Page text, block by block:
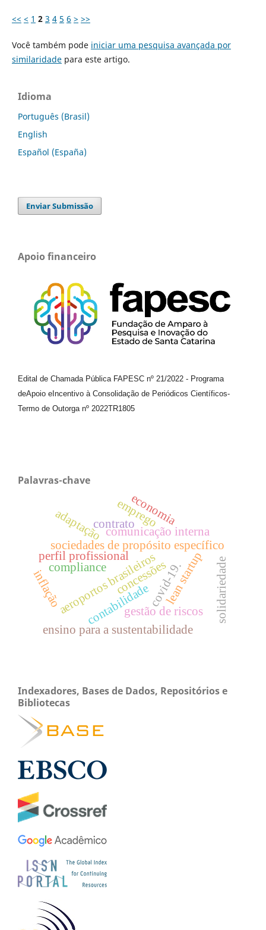
<< < 1 2 3 4 5 6 > >>
Você também pode iniciar uma pesquisa avançada por
similaridadepara este artigo.
Idioma
Português (Brasil)
English
Español (España)
Enviar Submissão
Apoio financeiro
Edital de Chamada Pública FAPESC nº 21/2022 - Programa
deApoio e Incentivo à Consolidação de Periódicos Científicos-
Termo de Outorga nº 2022TR1805
Palavras-chave
covid-19.
concessões
sociedades de propósito específico
aeroportos brasileirosgestão de riscos
compliance lean startup
adaptaçãocomunicação interna
solidariedade
economia
contabilidade
emprego
perfil profissional
ensino para a sustentabilidade
contrato
inflação
Indexadores, Bases de Dados, Repositórios e
Bibliotecas